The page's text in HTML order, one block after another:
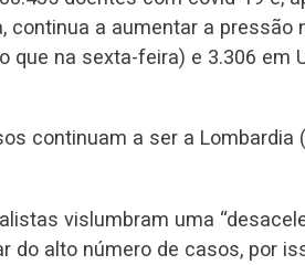
continua a aumentar a pressão
que na sexta-feira) e 3.306 em
continuam a ser a Lombardia
vislumbram uma
do alto número de casos, por